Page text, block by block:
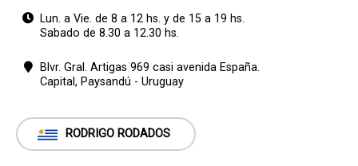
Lun. a Vie. de 8 a 12 hs. y de 15 a 19 hs.
Sabado de 8.30 a 12.30 hs.
Blvr. Gral. Artigas 969 casi avenida España.
Capital, Paysandú - Uruguay
RODRIGO RODADOS